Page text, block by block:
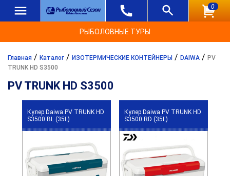
0
РЫБОЛОВНЫЕ ТУРЫ
Главная / Каталог / ИЗОТЕРМИЧЕСКИЕ КОНТЕЙНЕРЫ / DAIWA / PV
TRUNK HD S3500
PV TRUNK HD S3500
Кулер Daiwa PV TRUNK HD
S3500 BL (35L)
Кулер Daiwa PV TRUNK HD
S3500 RD (35L)